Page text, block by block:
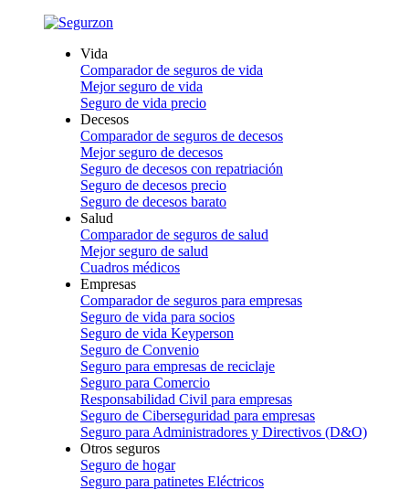
Vida
Comparador de seguros de vida
Mejor seguro de vida
Seguro de vida precio
Decesos
Comparador de seguros de decesos
Mejor seguro de decesos
Seguro de decesos con repatriación
Seguro de decesos precio
Seguro de decesos barato
Salud
Comparador de seguros de salud
Mejor seguro de salud
Cuadros médicos
Empresas
Comparador de seguros para empresas
Seguro de vida para socios
Seguro de vida Keyperson
Seguro de Convenio
Seguro para empresas de reciclaje
Seguro para Comercio
Responsabilidad Civil para empresas
Seguro de Ciberseguridad para empresas
Seguro para Administradores y Directivos (D&O)
Otros seguros
Seguro de hogar
Seguro para patinetes Eléctricos